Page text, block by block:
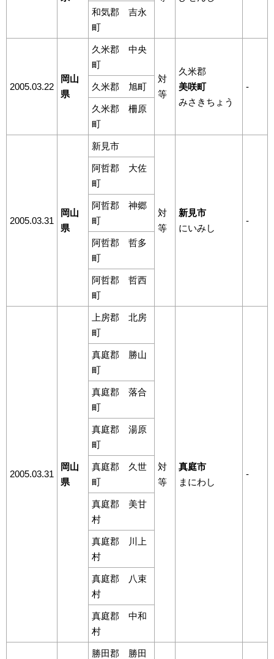
和気郡 吉永
町
2005.03.22
岡山
県
久米郡 中央
町
対
等
久米郡
美咲町
みさきちょう
-
久米郡 旭町
久米郡 柵原
町
2005.03.31
岡山
県
新見市
対
等
新見市
にいみし
-
阿哲郡 大佐
町
阿哲郡 神郷
町
阿哲郡 哲多
町
阿哲郡 哲西
町
2005.03.31
岡山
県
上房郡 北房
町
対
等
真庭市
まにわし
-
真庭郡 勝山
町
真庭郡 落合
町
真庭郡 湯原
町
真庭郡 久世
町
真庭郡 美甘
村
真庭郡 川上
村
真庭郡 八束
村
真庭郡 中和
村
勝田郡 勝田